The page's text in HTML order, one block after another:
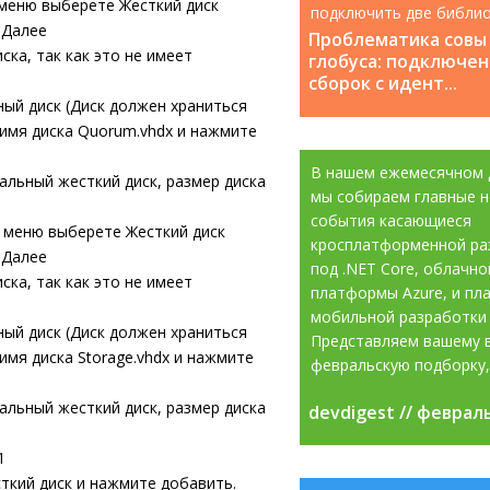
выберетеЖесткий диск
Далее
так как это не имеет
диск (Диск должен храниться
диска Quorum.vhdx и нажмите
жесткий диск, размер диска
меню выберетеЖесткий диск
Далее
так как это не имеет
диск (Диск должен храниться
диска Storage.vhdx и нажмите
жесткий диск, размер диска
диск и нажмите добавить.
Проблематика совы
глобуса:
сборок с идент...
подключить две
которые содержат
devdigest //
В нашем ежемесячном
мы собираем главные
события касающиеся
кросплатформенной
под .NET Core,
платформы Azure, и
мобильной разработки
Представляем вашему
февральскую
devdigest //